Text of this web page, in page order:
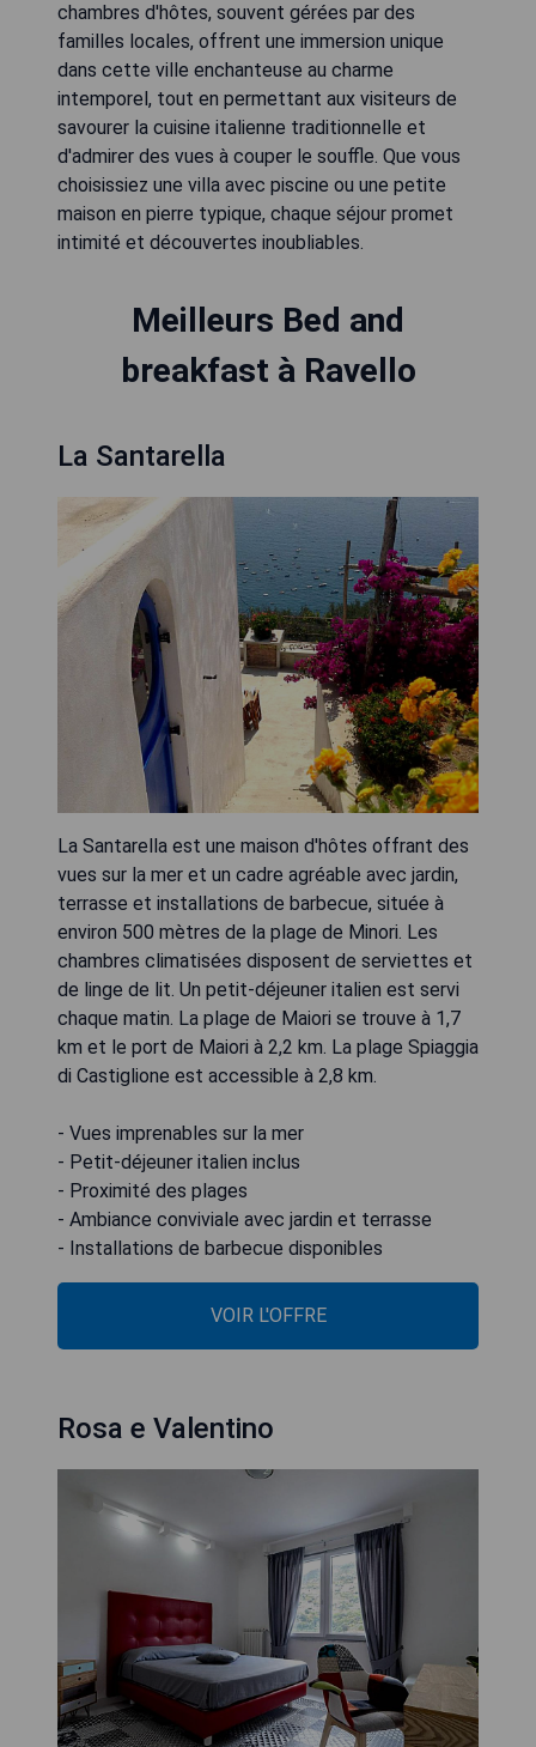
chambres d'hôtes, souvent gérées par des
familles locales, offrent une immersion unique
dans cette ville enchanteuse au charme
intemporel, tout en permettant aux visiteurs de
savourer la cuisine italienne traditionnelle et
d'admirer des vues à couper le souffle. Que vous
choisissiez une villa avec piscine ou une petite
maison en pierre typique, chaque séjour promet
intimité et découvertes inoubliables.
Meilleurs Bed and
breakfast à Ravello
La Santarella
La Santarella est une maison d'hôtes offrant des
vues sur la mer et un cadre agréable avec jardin,
terrasse et installations de barbecue, située à
environ 500 mètres de la plage de Minori. Les
chambres climatisées disposent de serviettes et
de linge de lit. Un petit-déjeuner italien est servi
chaque matin. La plage de Maiori se trouve à 1,7
km et le port de Maiori à 2,2 km. La plage Spiaggia
di Castiglione est accessible à 2,8 km.
- Vues imprenables sur la mer
- Petit-déjeuner italien inclus
- Proximité des plages
- Ambiance conviviale avec jardin et terrasse
- Installations de barbecue disponibles
VOIR L'OFFRE
Rosa e Valentino